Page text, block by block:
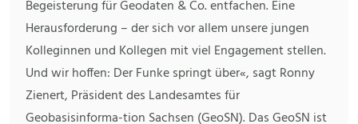
Begeisterung für Geodaten & Co. entfachen. Eine
Herausforderung – der sich vor allem unsere jungen
Kolleginnen und Kollegen mit viel Engagement stellen.
Und wir hoffen: Der Funke springt über«, sagt Ronny
Zienert, Präsident des Landesamtes für
Geobasisinforma-tion Sachsen (GeoSN). Das GeoSN ist